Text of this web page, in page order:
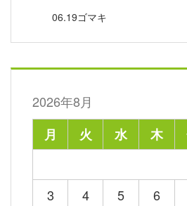
06.19ゴマキ
2026年8月
月
火 水 木
3
4 5 6